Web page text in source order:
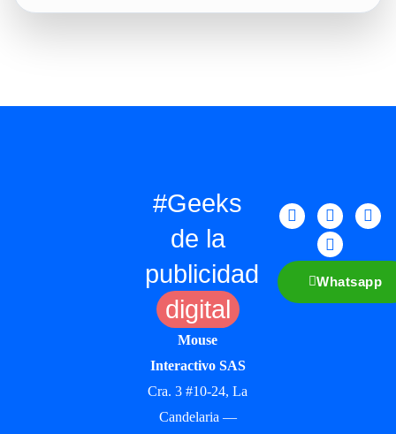
#Geeks
de la
publicidad
digital
Mouse
Interactivo SAS
Cra. 3 #10-24, La
Candelaria —
Whatsapp